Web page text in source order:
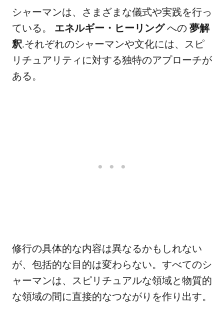
シャーマンは、さまざまな儀式や実践を行っ
ている。 エネルギー・ヒーリングへの 夢解
釈.それぞれのシャーマンや文化には、スピ
リチュアリティに対する独特のアプローチが
ある。
修行の具体的な内容は異なるかもしれない
が、包括的な目的は変わらない。すべてのシ
ャーマンは、スピリチュアルな領域と物質的
な領域の間に直接的なつながりを作り出す。